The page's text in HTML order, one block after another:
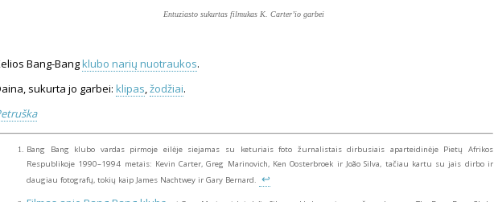
Entuziasto sukurtas filmukas K. Carter’io garbei
Bang-Bangklubo narių nuotraukos.
sukurta jo garbei: klipas,žodžiai.
Bang Bang klubo vardas pirmoje eilėje siejamas su keturiais foto žurnalistais dirbusiais aparteidinėje Pietų Afrikos
Respublikoje 1990–1994 metais: Kevin Carter, Greg Marinovich, Ken Oosterbroek ir João Silva, tačiau kartu su jais dirbo ir
daugiau fotografų, tokių kaip James Nachtwey ir Gary Bernard. ↩